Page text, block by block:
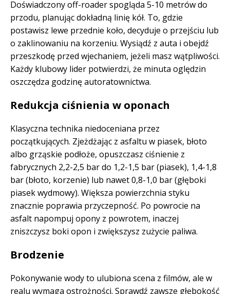
Doświadczony off-roader spogląda 5-10 metrów do
przodu, planując dokładną linię kół. To, gdzie
postawisz lewe przednie koło, decyduje o przejściu lub
o zaklinowaniu na korzeniu. Wysiądź z auta i obejdź
przeszkodę przed wjechaniem, jeżeli masz wątpliwości.
Każdy klubowy lider potwierdzi, że minuta oględzin
oszczędza godzinę autoratownictwa.
Redukcja ciśnienia w oponach
Klasyczna technika niedoceniana przez
początkujących. Zjeżdżając z asfaltu w piasek, błoto
albo grząskie podłoże, opuszczasz ciśnienie z
fabrycznych 2,2-2,5 bar do 1,2-1,5 bar (piasek), 1,4-1,8
bar (błoto, korzenie) lub nawet 0,8-1,0 bar (głęboki
piasek wydmowy). Większa powierzchnia styku
znacznie poprawia przyczepność. Po powrocie na
asfalt napompuj opony z powrotem, inaczej
zniszczysz boki opon i zwiększysz zużycie paliwa.
Brodzenie
Pokonywanie wody to ulubiona scena z filmów, ale w
realu wymaga ostrożności. Sprawdź zawsze głębokość